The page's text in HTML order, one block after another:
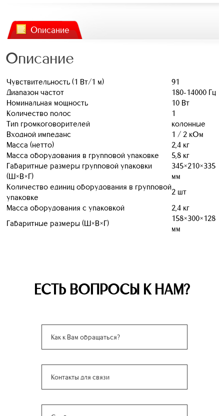
Описание
Описание
Чувствительность (1 Вт/1 м)
91
Диапазон частот
180-14000 Гц
Номинальная мощность
10 Вт
Количество полос
1
Тип громкоговорителей
колонные
Входной импеданс
1 / 2 кОм
Масса (нетто)
2,4 кг
Масса оборудования в групповой упаковке
5,8 кг
Габаритные размеры групповой упаковки
(Ш×В×Г)
345×210×335
мм
Количество единиц оборудования в групповой
упаковке
2 шт
Масса оборудования с упаковкой
2,4 кг
Габаритные размеры (Ш×В×Г)
158×300×128
мм
ЕСТЬ ВОПРОСЫ К НАМ?